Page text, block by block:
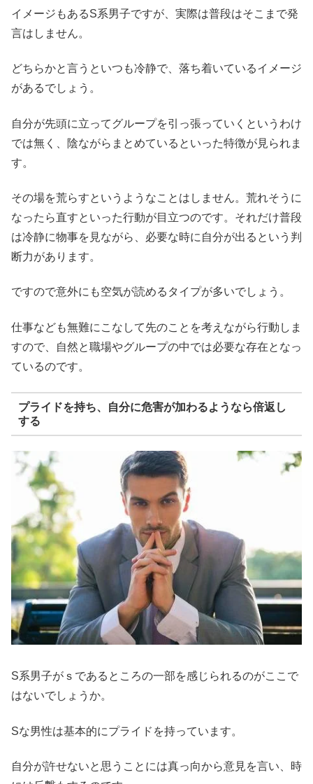
イメージもあるS系男子ですが、実際は普段はそこまで発
言はしません。
どちらかと言うといつも冷静で、落ち着いているイメージ
があるでしょう。
自分が先頭に立ってグループを引っ張っていくというわけ
では無く、陰ながらまとめているといった特徴が見られま
す。
その場を荒らすというようなことはしません。荒れそうに
なったら直すといった行動が目立つのです。それだけ普段
は冷静に物事を見ながら、必要な時に自分が出るという判
断力があります。
ですので意外にも空気が読めるタイプが多いでしょう。
仕事なども無難にこなして先のことを考えながら行動しま
すので、自然と職場やグループの中では必要な存在となっ
ているのです。
プライドを持ち、自分に危害が加わるようなら倍返し
する
S系男子がｓであるところの一部を感じられるのがここで
はないでしょうか。
Sな男性は基本的にプライドを持っています。
自分が許せないと思うことには真っ向から意見を言い、時